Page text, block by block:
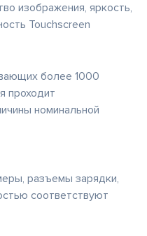
изображения, яркость,
Touchscreen
более 1000
проходит
номинальной
разъемы зарядки,
соответствуют